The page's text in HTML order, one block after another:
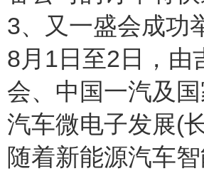
3、又一盛会成功
8月1日至2日，由
会、中国一汽及
汽车微电子发展(
随着新能源汽车